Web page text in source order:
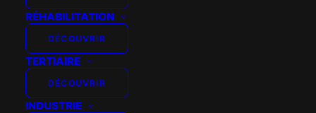
RÉHABILITATION
DÉCOUVRIR
TERTIAIRE
DÉCOUVRIR
INDUSTRIE